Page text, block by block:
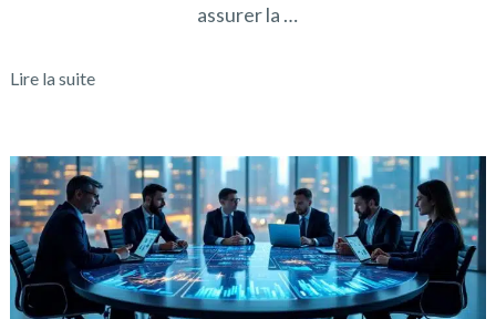
assurer la …
Lire la suite